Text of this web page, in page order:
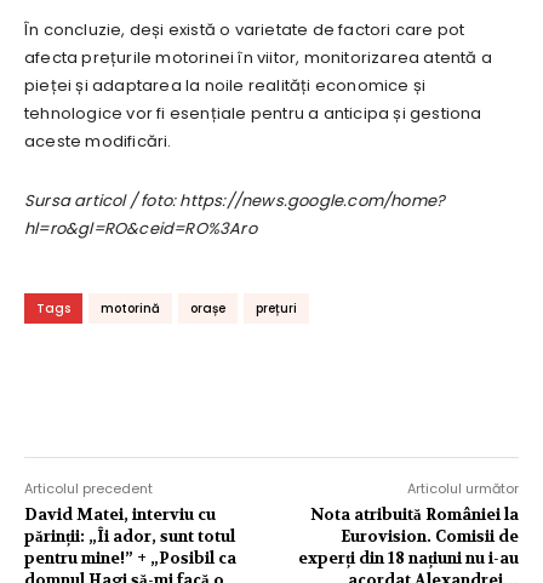
În concluzie, deși există o varietate de factori care pot
afecta prețurile motorinei în viitor, monitorizarea atentă a
pieței și adaptarea la noile realități economice și
tehnologice vor fi esențiale pentru a anticipa și gestiona
aceste modificări.
Sursa articol / foto: https://news.google.com/home?
hl=ro&gl=RO&ceid=RO%3Aro
Tags motorină orașe prețuri
Articolul precedent
David Matei, interviu cu
părinții: „Îi ador, sunt totul
pentru mine!” + „Posibil ca
Articolul următor
Nota atribuită României la
Eurovision. Comisii de
experți din 18 națiuni nu i-au